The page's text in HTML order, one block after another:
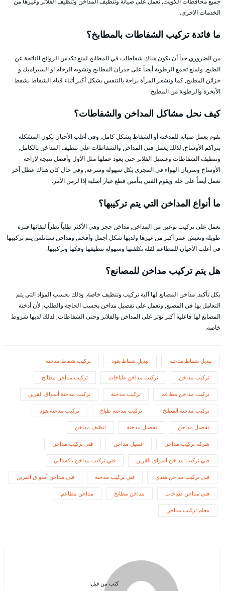
الخدمات الاخرى.
ما فائدة تركيب الشفاطات بالمطابخ؟
من الضروري جداً أن يكون هناك شفاطات في المطابخ لمنع تكدس الروائح الناتجة عن
الطبخ, ولمنع تجمع الرطوبة أيضاً على جدران المطابخ وتشويه الرخام او السيراميك و
خزائن المطبخ, كما وتشعر المرأة براحة بالتنفس بشكل أكبر أثناء قيام الشفاط بشفط
الأبخرة والرطوبة من المطبخ.
كيف نحل مشاكل المداخن والشفاطات؟
نقوم بعمل صيانة للمدخنة أو الشفاط بشكل كامل, وفي أغلب الأحيان تكون المشكلة
بتراكم الأوساخ, لذلك يعمل فني المداخن والشفاطات على تنظيف المداخن بالكامل,
وتنظيف الشفاطات وغسيل الفلاتر حتى يعود عملها مثل الأول وأفضل نتيجة لإزاحة
الأوساخ وسريان الهواء في المجرى بكل سهولة وسرعة, وفي حال كان هناك عطل آخر
نعمل أيضاً على حله ويقوم الفني بتأمين قطع غيار أصلية إذا لزمن الأمر.
ما أنواع المداخن التي يتم تركيبها؟
نعمل على تركيب نوعين من المداخن, مداخن حجر وهي الأكثر طلباً نظراً لبقائها فترة
طويلة وتعيش عمر أكبر من غيرها ولديها شكل أجمل وأفخم, ومداخن ستانلس يتم تركيبها
في أغلب الأحيان للمطاعم لقلة تكلفتها وسهولة تنظيفها وفكها وتركيبها.
هل يتم تركيب مداخن للمصانع؟
بكل تأكيد, مداخن المصانع لها آلية تركيب وتنظيف خاصة, وذلك بحسب المواد التي يتم
التعامل بها في المصنع, ونعمل على تفصيل مداخن بحسب الحاجة والطلب, لأن أدخنة
المصانع لها فاعلية أكبر تؤثر على المداخن والفلاتر وحتى الشفاطات, لذلك لديها شروط
خاصة.
تبديل شفاط مدخنة تبديل شفاط هود تركيب شفاط مدخنة
تركيب مداخن تركيب مداخن طباخات تركيب مداخن مطابخ
تركيب مداخن مطاعم تركيب مدخنة تركيب مدخنة أسواق القرين
تركيب مدخنة المطبخ تركيب مدخنة طباخ تركيب مدخنة هود
تفصيل مداحن تفصيل مدخنة تنظيف مداخن
شركة تركيب مداخن غسيل مداخن فني تركيب مداخن
فني تركيب مداخن أسواق القرين فني تركيب مداخن باكستاني
فني تركيب مداخن هندي فني تركيب مدخنة فني مداخن أسواق القرين
فني مداخن طباخات مداخن مطابخ مداخن مطاعم
معلم تركيب مداخن
كتب من قبل: